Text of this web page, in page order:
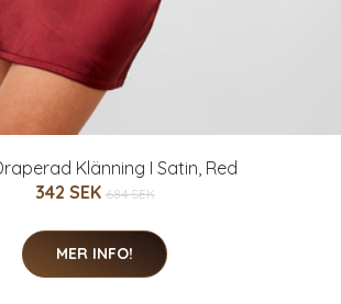
Klänning I Satin, Red
342 SEK 684 SEK
MER INFO!